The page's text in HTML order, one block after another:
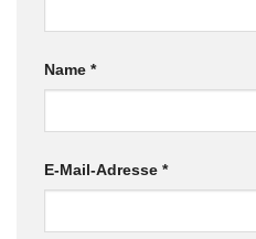
Name *
E-Mail-Adresse *